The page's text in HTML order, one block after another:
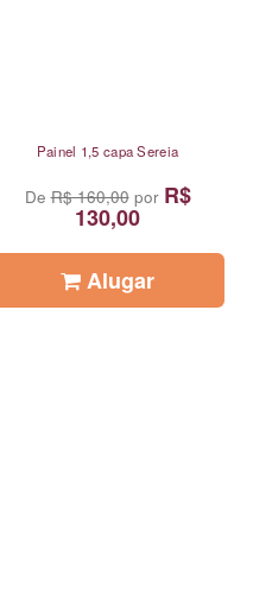
Painel 1,5 capa Sereia
DeR$ 160,00por R$
130,00
Alugar